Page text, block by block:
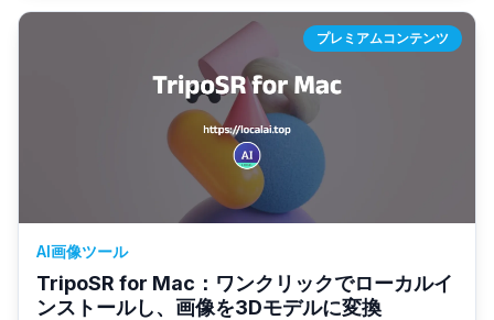
プレミアムコンテンツ
AI画像ツール
TripoSR for Mac：ワンクリックでローカルイ
ンストールし、画像を3Dモデルに変換